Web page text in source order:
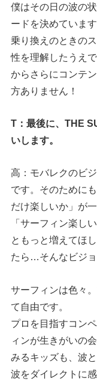
僕はその日の波の
ードを決めていま
乗り換えのときの
性を理解したうえ
からさらにコンテ
方ありません！
T：最後に、THE
いします。
高：モバレクのビ
です。そのために
だけ楽しいか」が
「サーフィン楽し
ともっと増えてほ
たら…そんなビジョ
サーフィンは色々
て自由です。
プロを目指すコン
ィンが生きがいの
みるキッズも、波
波をダイレクトに